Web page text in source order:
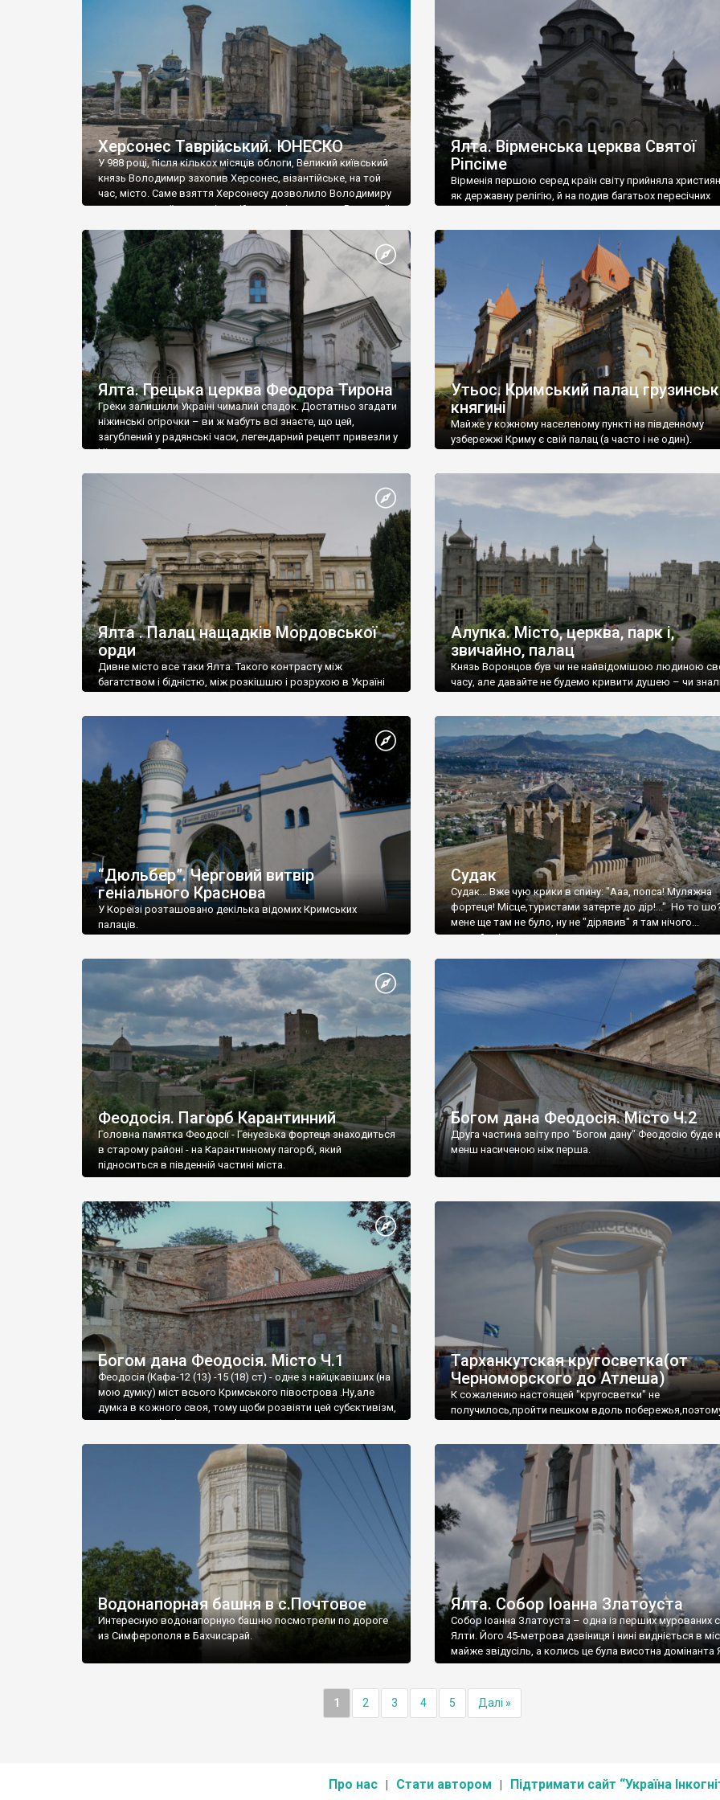
візантійської доби. Раритети викрадені з фондів об’єкту
культурної спадщини ЮНЕСКО «Херсонеса Таврійського».
Офіційно – на виставку «Золото Візантії», але експерти та
влада в Україні вважають це лише […]
називаються «повстяками» (postaki)…” “Вино. Крим
виробляє відмінне вино і його вдосталь: воно все
легке біле і дуже […]
Херсонес Таврійський. ЮНЕСКО
У 988 році, після кількох місяців облоги, Великий київський
князь Володимир захопив Херсонес, візантійське, на той
час, місто. Саме взяття Херсонесу дозволило Володимиру
диктувати свої умови візантійському імператору Василю ІІ,
Херсонесі Володимир-язичник, став Василем-
християнином. А потім було Хрещення Русі. На честь
Херсонесу Таврійського названо місто […]
Ялта. Вірменська церква Святої
Ріпсіме
Вірменія першою серед країн світу прийняла
як державну релігію, й на подив багатьох пересічних
Ялта. Грецька церква Феодора Тирона
Греки залишили Україні чималий спадок. Достатньо згадати
ніжинські огірочки – ви ж мабуть всі знаєте, що цей,
загублений у радянські часи, легендарний рецепт привезли у
Ніжин греки?
Утьос. Кримський палац
княгині
Майже у кожному населеному пункті на південному
узбережжі Криму є свій палац (а часто і не один).
Ялта . Палац нащадків Мордовської
орди
Дивне місто все таки Ялта. Такого контрасту між
багатством і бідністю, між розкішшю і розрухою в Україні
Алупка. Місто, церква, парк і,
звичайно, палац
Князь Воронцов був чи не найвідомішою людиною
часу, але давайте не будемо кривити душею – чи
“Дюльбер”. Черговий витвір
геніального Краснова
У Кореїзі розташовано декілька відомих Кримських
палаців.
Судак
Судак... Вже чую крики в спину: "Ааа, попса! Муляжна
фортеця! Місце,туристами затерте до дір!..." Но то
мене ще там не було, ну не "дірявив" я там нічого...
принаймні до цього літа.
Феодосія. Пагорб Карантинний
Головна памятка Феодосії - Генуезька фортеця знаходиться
в старому районі - на Карантинному пагорбі, який
підноситься в південній частині міста.
Богом дана Феодосія. Місто Ч.2
Друга частина звіту про "Богом дану" Феодосію буде
менш насиченою ніж перша.
Богом дана Феодосія. Місто Ч.1
Феодосія (Кафа-12 (13) -15 (18) ст) - одне з найцікавіших (на
мою думку) міст всього Кримського півострова .Ну,але
думка в кожного своя, тому щоби розвіяти цей субєктивізм,
запрошую відвідати це
Тарханкутская кругосветка(от
Черноморского до Атлеша)
К сожалению настоящей "кругосветки" не
получилось,пройти пешком вдоль
Водонапорная башня в с.Почтовое
Интересную водонапорную башню посмотрели по дороге
из Симферополя в Бахчисарай.
Ялта. Собор Іоанна Златоуста
Собор Іоанна Златоуста – одна із перших мурованих
Ялти. Його 45-метрова дзвіниця і нині видніється в
майже звідусіль, а колись це була висотна домінанта
1 2 3 4 5 Далі »
Про нас Стати автором Підтримати сайт “Україна